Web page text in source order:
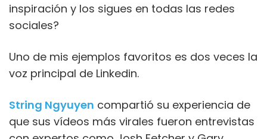
inspiración y los sigues en todas las redes
sociales?
Uno de mis ejemplos favoritos es dos veces la
voz principal de Linkedin.
String Ngyuyen compartió su experiencia de
que sus vídeos más virales fueron entrevistas